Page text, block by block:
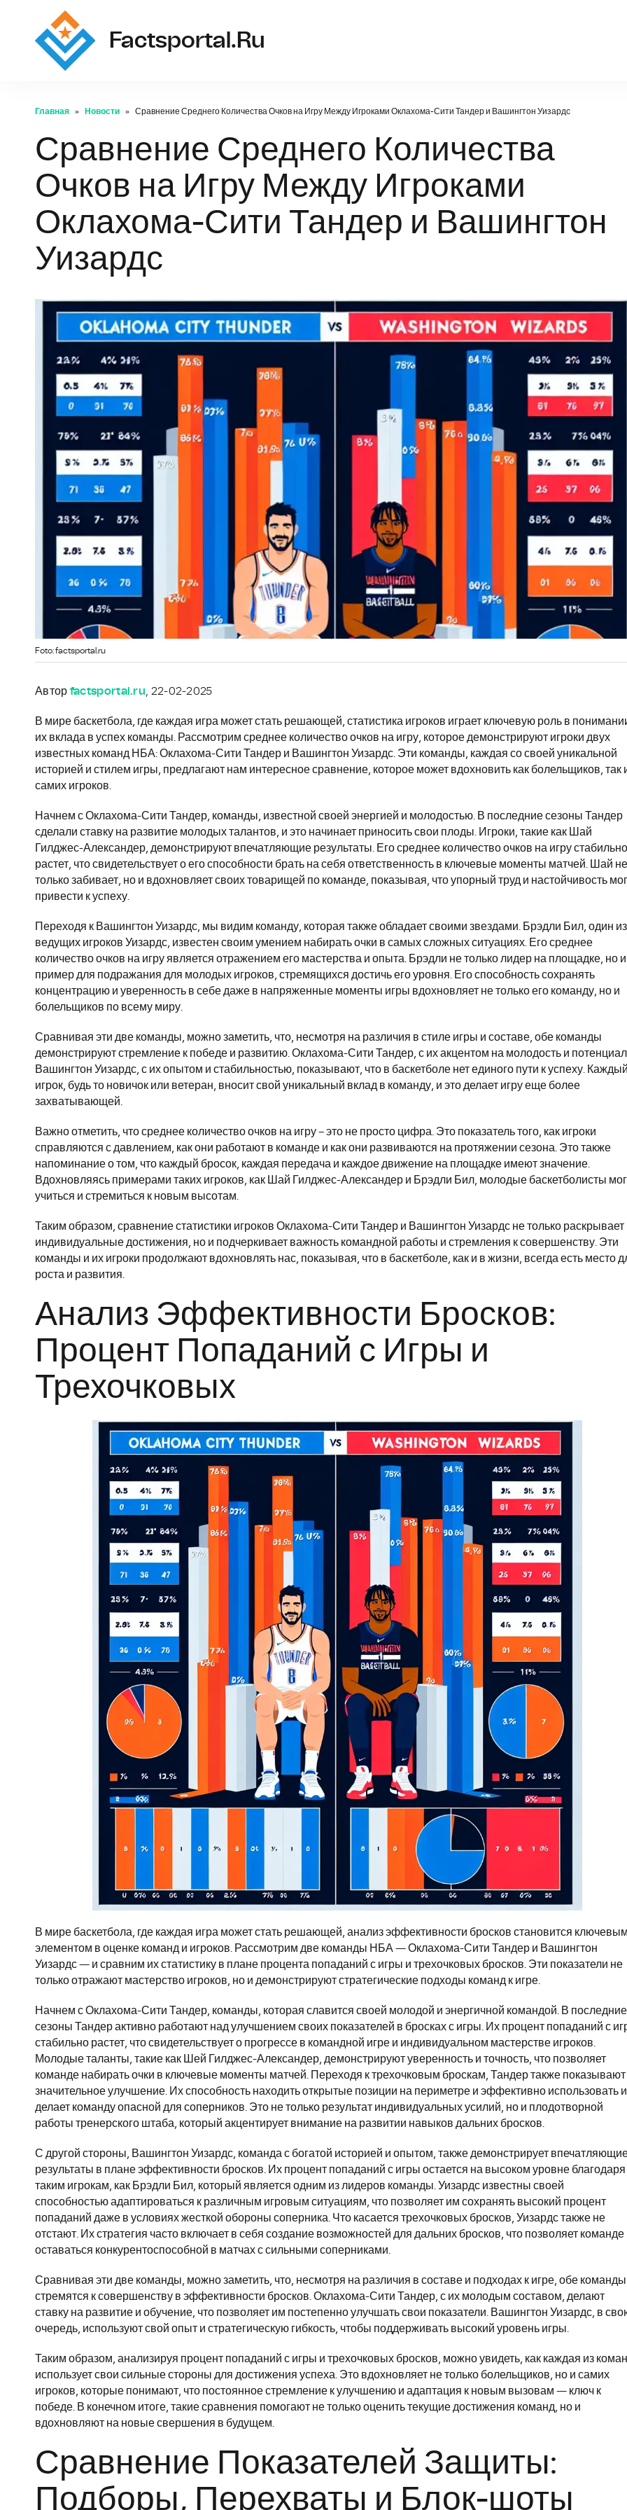
Factsportal.ru
Главная Новости Сравнение Среднего Количества Очков на Игру Между Игроками Оклахома-Сити Тандер и Вашингтон Уизардс
Сравнение Среднего Количества
Очков на Игру Между Игроками
Оклахома-Сити Тандер и Вашингтон
Уизардс
Foto: factsportal.ru
Автор factsportal.ru, 22-02-2025
В мире баскетбола, где каждая игра может стать решающей, статистика игроков играет ключевую роль в
их вклада в успех команды. Рассмотрим среднее количество очков на игру, которое демонстрируют игроки двух
известных команд НБА: Оклахома-Сити Тандер и Вашингтон Уизардс. Эти команды, каждая со своей уникальной
историей и стилем игры, предлагают нам интересное сравнение, которое может вдохновить как болельщиков, так
самих игроков.
Начнем с Оклахома-Сити Тандер, команды, известной своей энергией и молодостью. В последние сезоны Тандер
сделали ставку на развитие молодых талантов, и это начинает приносить свои плоды. Игроки, такие как Шай
Гилджес-Александер, демонстрируют впечатляющие результаты. Его среднее количество очков на игру стабильно
растет, что свидетельствует о его способности брать на себя ответственность в ключевые моменты матчей. Шай не
только забивает, но и вдохновляет своих товарищей по команде, показывая, что упорный труд и настойчивость
привести к успеху.
Переходя к Вашингтон Уизардс, мы видим команду, которая также обладает своими звездами. Брэдли Бил, один из
ведущих игроков Уизардс, известен своим умением набирать очки в самых сложных ситуациях. Его среднее
количество очков на игру является отражением его мастерства и опыта. Брэдли не только лидер на площадке, но и
пример для подражания для молодых игроков, стремящихся достичь его уровня. Его способность сохранять
концентрацию и уверенность в себе даже в напряженные моменты игры вдохновляет не только его команду, но и
болельщиков по всему миру.
Сравнивая эти две команды, можно заметить, что, несмотря на различия в стиле игры и составе, обе команды
демонстрируют стремление к победе и развитию. Оклахома-Сити Тандер, с их акцентом на молодость и
Вашингтон Уизардс, с их опытом и стабильностью, показывают, что в баскетболе нет единого пути к успеху.
игрок, будь то новичок или ветеран, вносит свой уникальный вклад в команду, и это делает игру еще более
захватывающей.
Важно отметить, что среднее количество очков на игру – это не просто цифра. Это показатель того, как игроки
справляются с давлением, как они работают в команде и как они развиваются на протяжении сезона. Это также
напоминание о том, что каждый бросок, каждая передача и каждое движение на площадке имеют значение.
Вдохновляясь примерами таких игроков, как Шай Гилджес-Александер и Брэдли Бил, молодые баскетболисты
учиться и стремиться к новым высотам.
Таким образом, сравнение статистики игроков Оклахома-Сити Тандер и Вашингтон Уизардс не только раскрывает
индивидуальные достижения, но и подчеркивает важность командной работы и стремления к совершенству. Эти
команды и их игроки продолжают вдохновлять нас, показывая, что в баскетболе, как и в жизни, всегда есть место
роста и развития.
Анализ Эффективности Бросков:
Процент Попаданий с Игры и
Трехочковых
В мире баскетбола, где каждая игра может стать решающей, анализ эффективности бросков становится
элементом в оценке команд и игроков. Рассмотрим две команды НБА — Оклахома-Сити Тандер и Вашингтон
Уизардс — и сравним их статистику в плане процента попаданий с игры и трехочковых бросков. Эти показатели не
только отражают мастерство игроков, но и демонстрируют стратегические подходы команд к игре.
Начнем с Оклахома-Сити Тандер, команды, которая славится своей молодой и энергичной командой. В последние
сезоны Тандер активно работают над улучшением своих показателей в бросках с игры. Их процент попаданий с
стабильно растет, что свидетельствует о прогрессе в командной игре и индивидуальном мастерстве игроков.
Молодые таланты, такие как Шей Гилджес-Александер, демонстрируют уверенность и точность, что позволяет
команде набирать очки в ключевые моменты матчей. Переходя к трехочковым броскам, Тандер также показывают
значительное улучшение. Их способность находить открытые позиции на периметре и эффективно использовать
делает команду опасной для соперников. Это не только результат индивидуальных усилий, но и плодотворной
работы тренерского штаба, который акцентирует внимание на развитии навыков дальних бросков.
С другой стороны, Вашингтон Уизардс, команда с богатой историей и опытом, также демонстрирует
результаты в плане эффективности бросков. Их процент попаданий с игры остается на высоком уровне благодаря
таким игрокам, как Брэдли Бил, который является одним из лидеров команды. Уизардс известны своей
способностью адаптироваться к различным игровым ситуациям, что позволяет им сохранять высокий процент
попаданий даже в условиях жесткой обороны соперника. Что касается трехочковых бросков, Уизардс также не
отстают. Их стратегия часто включает в себя создание возможностей для дальних бросков, что позволяет команде
оставаться конкурентоспособной в матчах с сильными соперниками.
Сравнивая эти две команды, можно заметить, что, несмотря на различия в составе и подходах к игре, обе команды
стремятся к совершенству в эффективности бросков. Оклахома-Сити Тандер, с их молодым составом, делают
ставку на развитие и обучение, что позволяет им постепенно улучшать свои показатели. Вашингтон Уизардс, в
очередь, используют свой опыт и стратегическую гибкость, чтобы поддерживать высокий уровень игры.
Таким образом, анализируя процент попаданий с игры и трехочковых бросков, можно увидеть, как каждая из
использует свои сильные стороны для достижения успеха. Это вдохновляет не только болельщиков, но и самих
игроков, которые понимают, что постоянное стремление к улучшению и адаптация к новым вызовам — ключ к
победе. В конечном итоге, такие сравнения помогают не только оценить текущие достижения команд, но и
вдохновляют на новые свершения в будущем.
Сравнение Показателей Защиты:
Подборы, Перехваты и Блок-шоты